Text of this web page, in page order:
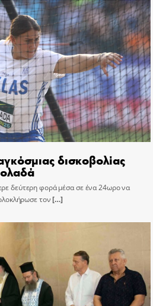
δισκοβολίας
δεύτερη φορά μέσα σε ένα 24ωρο να
τον[…]